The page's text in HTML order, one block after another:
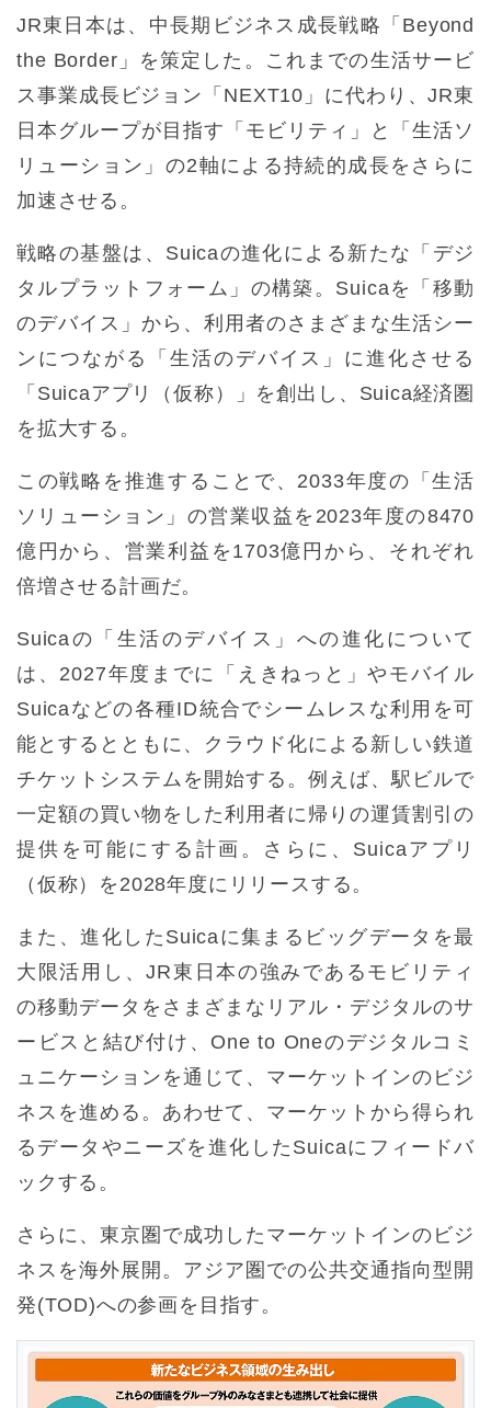
JR東日本は、中長期ビジネス成長戦略「Beyond
the Border」を策定した。これまでの生活サービ
ス事業成長ビジョン「NEXT10」に代わり、JR東
日本グループが目指す「モビリティ」と「生活ソ
リューション」の2軸による持続的成長をさらに
加速させる。
戦略の基盤は、Suicaの進化による新たな「デジ
タルプラットフォーム」の構築。Suicaを「移動
のデバイス」から、利用者のさまざまな生活シー
ンにつながる「生活のデバイス」に進化させる
「Suicaアプリ（仮称）」を創出し、Suica経済圏
を拡大する。
この戦略を推進することで、2033年度の「生活
ソリューション」の営業収益を2023年度の8470
億円から、営業利益を1703億円から、それぞれ
倍増させる計画だ。
Suicaの「生活のデバイス」への進化について
は、2027年度までに「えきねっと」やモバイル
Suicaなどの各種ID統合でシームレスな利用を可
能とするとともに、クラウド化による新しい鉄道
チケットシステムを開始する。例えば、駅ビルで
一定額の買い物をした利用者に帰りの運賃割引の
提供を可能にする計画。さらに、Suicaアプリ
（仮称）を2028年度にリリースする。
また、進化したSuicaに集まるビッグデータを最
大限活用し、JR東日本の強みであるモビリティ
の移動データをさまざまなリアル・デジタルのサ
ービスと結び付け、One to Oneのデジタルコミ
ュニケーションを通じて、マーケットインのビジ
ネスを進める。あわせて、マーケットから得られ
るデータやニーズを進化したSuicaにフィードバ
ックする。
さらに、東京圏で成功したマーケットインのビジ
ネスを海外展開。アジア圏での公共交通指向型開
発(TOD)への参画を目指す。